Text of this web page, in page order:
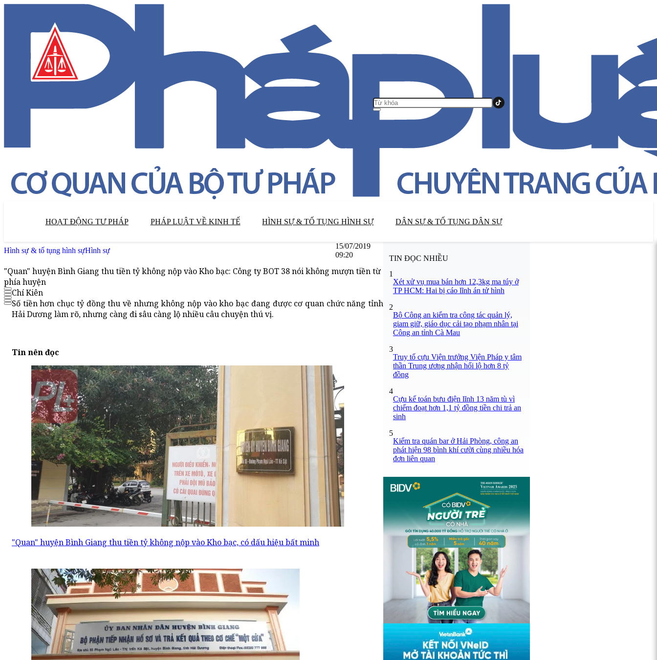
HOẠT ĐỘNG TƯ PHÁP PHÁP LUẬT VỀ KINH TẾ HÌNH SỰ & TỐ TỤNG HÌNH SỰ DÂN SỰ & TỐ TỤNG DÂN SỰ
Hình sự & tố tụng hình sựHình sự
15/07/2019
09:20
"Quan" huyện Bình Giang thu tiền tỷ không nộp vào Kho bạc: Công ty BOT 38 nói không mượn tiền từ
phía huyện
Chí Kiên
Số tiền hơn chục tỷ đồng thu về nhưng không nộp vào kho bạc đang được cơ quan chức năng tỉnh
Hải Dương làm rõ, nhưng càng đi sâu càng lộ nhiều câu chuyện thú vị.
Tin nên đọc
"Quan" huyện Bình Giang thu tiền tỷ không nộp vào Kho bạc, có dấu hiệu bất minh
TIN ĐỌC NHIỀU
1
Xét xử vụ mua bán hơn 12,3kg ma túy ở
TP HCM: Hai bị cáo lĩnh án tử hình
2
Bộ Công an kiểm tra công tác quản lý,
giam giữ, giáo dục cải tạo phạm nhân tại
Công an tỉnh Cà Mau
3
Truy tố cựu Viện trưởng Viện Pháp y tâm
thần Trung ương nhận hối lộ hơn 8 tỷ
đồng
4
Cựu kế toán bưu điện lĩnh 13 năm tù vì
chiếm đoạt hơn 1,1 tỷ đồng tiền chi trả an
sinh
5
Kiểm tra quán bar ở Hải Phòng, công an
phát hiện 98 bình khí cười cùng nhiều hóa
đơn liên quan